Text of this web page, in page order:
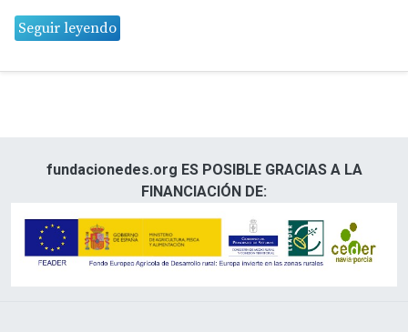
Seguir leyendo
fundacionedes.org ES POSIBLE GRACIAS A LA
FINANCIACIÓN DE: